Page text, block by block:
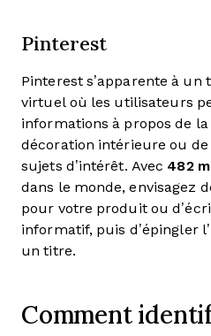
Pinterest
Pinterest s’apparente à un
virtuel où les utilisateurs
informations à propos de
décoration intérieure ou de
sujets d’intérêt. Avec 482
dans le monde, envisagez
pour votre produit ou
informatif, puis d’épingler
un titre.
Comment